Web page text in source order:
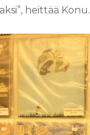
heittää Konu.